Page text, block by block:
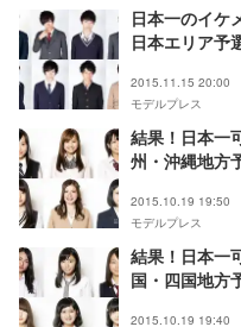
日本一のイケ
日本エリア予
2015.11.15 20:00
モデルプレス
結果！日本一
州・沖縄地方
2015.10.19 19:50
モデルプレス
結果！日本一
国・四国地方
2015.10.19 19:40